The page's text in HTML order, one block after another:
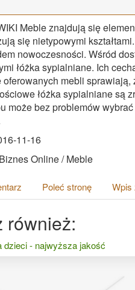
Meble znajdują się
się nietypowymi
nowoczesności. Wśród
łóżka sypialniane. Ich
oferowanych mebli sprawiają,
łóżka sypialniane są
może bez problemów
11-16
Online / Meble
Poleć stronę Wpis
również:
dzieci - najwyższa jakość